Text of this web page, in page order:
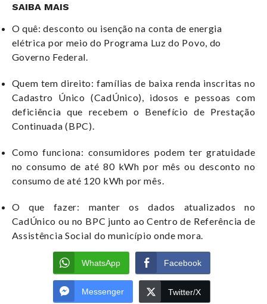
SAIBA MAIS
O quê: desconto ou isenção na conta de energia
elétrica por meio do Programa Luz do Povo, do
Governo Federal.
Quem tem direito: famílias de baixa renda inscritas no
Cadastro Único (CadÚnico), idosos e pessoas com
deficiência que recebem o Benefício de Prestação
Continuada (BPC).
Como funciona: consumidores podem ter gratuidade
no consumo de até 80 kWh por mês ou desconto no
consumo de até 120 kWh por mês.
O que fazer: manter os dados atualizados no
CadÚnico ou no BPC junto ao Centro de Referência de
Assistência Social do município onde mora.
WhatsApp Facebook
Messenger Twitter/X